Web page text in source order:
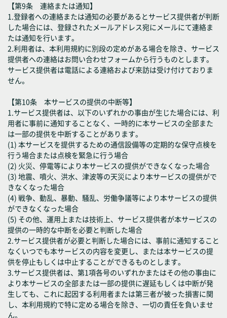
【第9条 連絡または通知】
1.登録者への連絡または通知の必要があるとサービス提供者が判断
した場合には、登録されたメールアドレス宛にメールにて連絡ま
たは通知を行います。
2.利用者は、本利用規約に別段の定めがある場合を除き、サービス
提供者への連絡はお問い合わせフォームから行うものとします。
サービス提供者は電話による連絡および来訪は受け付けておりま
せん。
【第10条 本サービスの提供の中断等】
1.サービス提供者は、以下のいずれかの事由が生じた場合には、利
用者に事前に通知することなく、一時的に本サービスの全部また
は一部の提供を中断することがあります。
(1) 本サービスを提供するための通信設備等の定期的な保守点検を
行う場合または点検を緊急に行う場合
(2) 火災、停電等により本サービスの提供ができなくなった場合
(3) 地震、噴火、洪水、津波等の天災により本サービスの提供がで
きなくなった場合
(4) 戦争、動乱、暴動、騒乱、労働争議等により本サービスの提供
ができなくなった場合
(5) その他、運用上または技術上、サービス提供者が本サービスの
提供の一時的な中断を必要と判断した場合
2.サービス提供者が必要と判断した場合には、事前に通知すること
なくいつでも本サービスの内容を変更し、または本サービスの提
供を停止もしくは中止することができるものとします。
3.サービス提供者は、第1項各号のいずれかまたはその他の事由に
より本サービスの全部または一部の提供に遅延もしくは中断が発
生しても、これに起因する利用者または第三者が被った損害に関
し、本利用規約で特に定める場合を除き、一切の責任を負いませ
ん。